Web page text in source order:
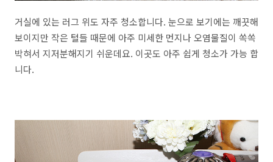
거실에 있는 러그 위도 자주 청소합니다. 눈으로 보기에는 깨끗해
보이지만 작은 털들 때문에 아주 미세한 먼지나 오염물질이 쏙쏙
박혀서 지저분해지기 쉬운데요. 이곳도 아주 쉽게 청소가 가능 합
니다.